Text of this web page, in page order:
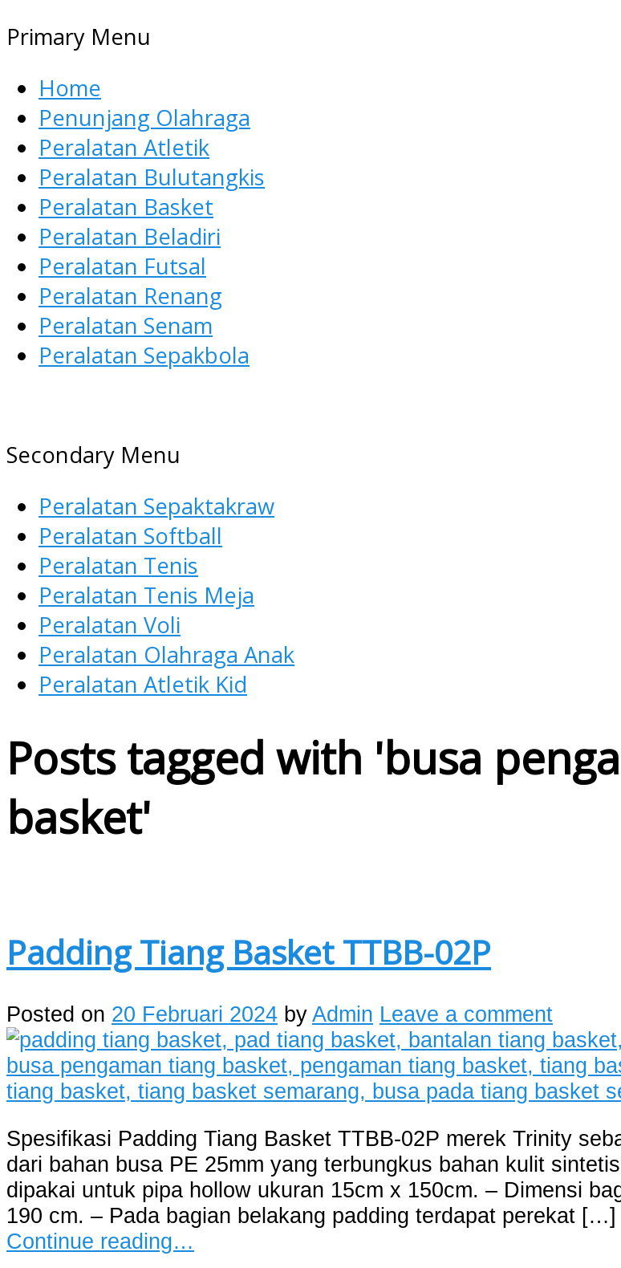
Primary Menu
Home
Penunjang Olahraga
Peralatan Atletik
Peralatan Bulutangkis
Peralatan Basket
Peralatan Beladiri
Peralatan Futsal
Peralatan Renang
Peralatan Senam
Peralatan Sepakbola
AGEN ALAT OLAHRAGA
Menyediakan Alat Olahraga Terlengkap di Indonesia
Secondary Menu
Peralatan Sepaktakraw
Peralatan Softball
Peralatan Tenis
Peralatan Tenis Meja
Peralatan Voli
Peralatan Olahraga Anak
Peralatan Atletik Kid
Posts tagged with 'busa
basket'
Padding Tiang Basket TTBB-02P
Posted on 20 Februari 2024 byAdmin Leave a comment
Spesifikasi Padding Tiang Basket TTBB-02P merek Trinity
dari bahan busa PE 25mm yang terbungkus bahan kulit
dipakai untuk pipa hollow ukuran 15cm x 150cm. – Dimensi
190 cm. – Pada bagian belakang padding terdapat perekat […]
Continue reading…